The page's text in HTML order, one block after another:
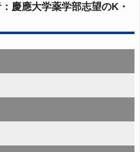
慶應大学薬学部志望のK・